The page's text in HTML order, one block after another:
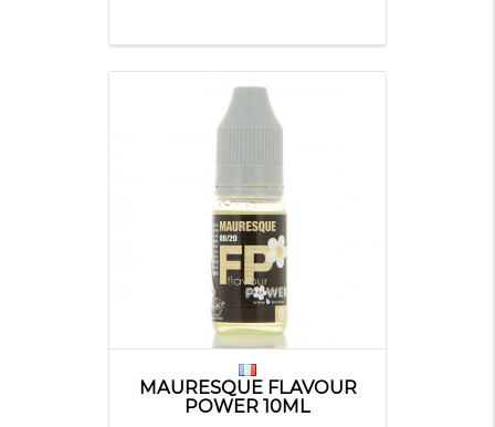
MAURESQUE FLAVOUR
POWER 10ML